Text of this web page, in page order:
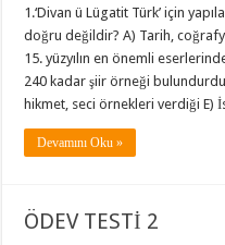
1.‘Divan ü Lügatit Türk’ için
doğru değildir? A) Tarih,
15. yüzyılın en önemli
240 kadar şiir örneği
hikmet, seci örnekleri verdiği E)
Devamını Oku »
ÖDEV TESTİ 2